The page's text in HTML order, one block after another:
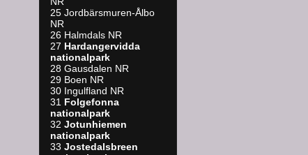
25 Jordbärsmuren-Ålbo
NR
26 Halmdals NR
27 Hardangervidda
nationalpark
28 Gausdalen NR
29 Boen NR
30 Ingulfland NR
31 Folgefonna
nationalpark
32 Jotunhiemen
nationalpark
33 Jostedalsbreen